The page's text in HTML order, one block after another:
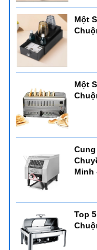
Một
Một
Minh
Top